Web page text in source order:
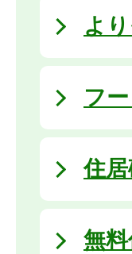
よ
フ
住
無